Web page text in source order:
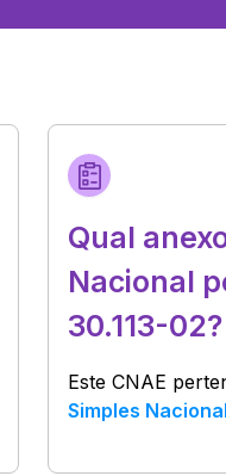
Qual
Nacional
30.113-02?
Este CNAE
Simples Nacional